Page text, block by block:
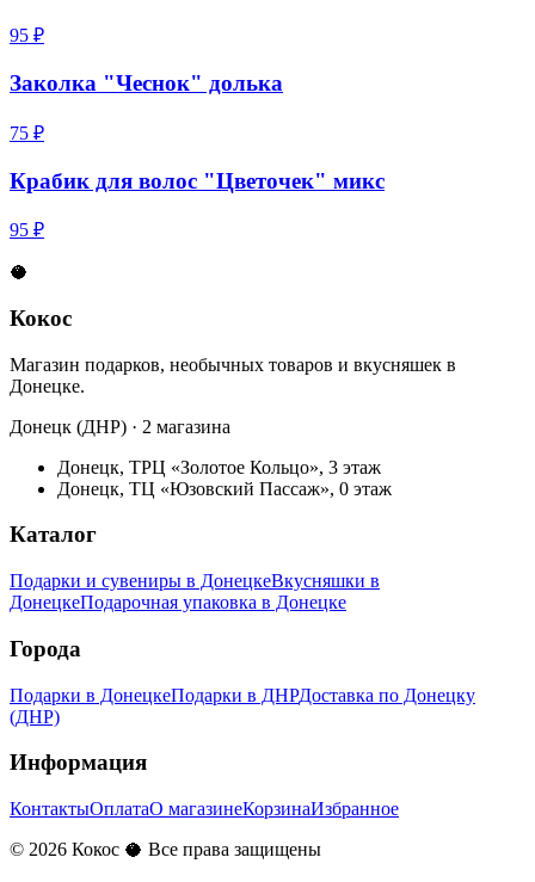
95 ₽
Заколка "Чеснок" долька
75 ₽
Крабик для волос "Цветочек" микс
95 ₽
🥥
Кокос
Магазин подарков, необычных товаров и вкусняшек в
Донецке.
Донецк (ДНР) · 2 магазина
Донецк, ТРЦ «Золотое Кольцо», 3 этаж
Донецк, ТЦ «Юзовский Пассаж», 0 этаж
Каталог
Подарки и сувениры в ДонецкеВкусняшки в
ДонецкеПодарочная упаковка в Донецке
Города
Подарки в ДонецкеПодарки в ДНРДоставка по Донецку
(ДНР)
Информация
КонтактыОплатаО магазинеКорзинаИзбранное
© 2026 Кокос 🥥 Все права защищены